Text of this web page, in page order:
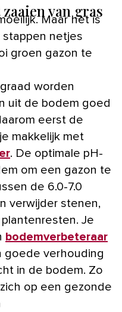
van gras
Maar het is
netjes
groen gazon te
worden
uit de bodem goed
eerst de
makkelijk met
. De optimale pH-
om een gazon te
de 6.0-7.0
verwijder stenen,
Je
bodemverbeteraar
goede verhouding
in de bodem. Zo
op een gezonde